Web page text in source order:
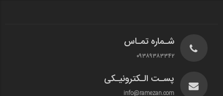
شـماره تمـاس
۰۹۳۸۹۳۸۳۳۴۲
پسـت الـکترونیـکی
info@ramezan.com